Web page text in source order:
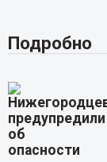
Подробно